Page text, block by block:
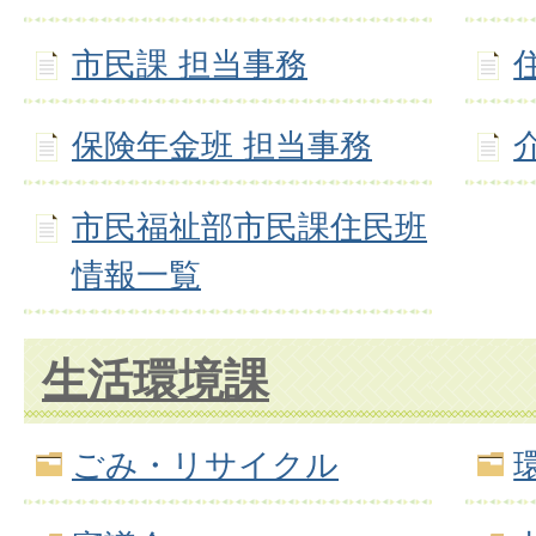
市民課 担当事務
保険年金班 担当事務
市民福祉部市民課住民班
情報一覧
生活環境課
ごみ・リサイクル